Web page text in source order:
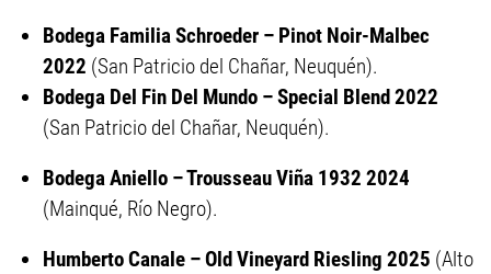
Bodega Familia Schroeder – Pinot Noir-Malbec
2022 (San Patricio del Chañar, Neuquén).
Bodega Del Fin Del Mundo – Special Blend 2022
(San Patricio del Chañar, Neuquén).
Bodega Aniello – Trousseau Viña 1932 2024
(Mainqué, Río Negro).
Humberto Canale – Old Vineyard Riesling 2025 (Alto